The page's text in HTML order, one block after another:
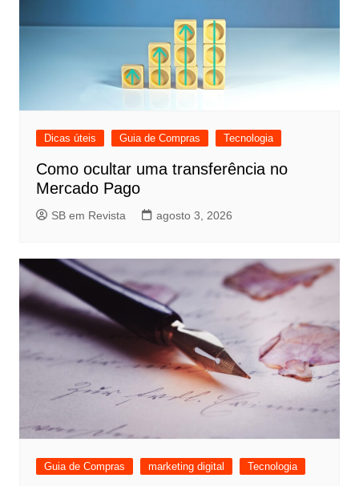
Dicas úteis Guia de Compras Tecnologia
Como ocultar uma transferência no
Mercado Pago
SB em Revista agosto 3, 2026
Guia de Compras marketing digital Tecnologia